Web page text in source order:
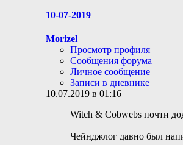
10-07-2019
Morizel
Просмотр профиля
Сообщения форума
Личное сообщение
Записи в дневнике
10.07.2019 в 01:16
Witch & Cobwebs почти
Чейнджлог давно был